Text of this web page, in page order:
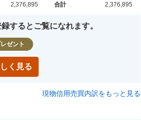
合計
定 合計
2,376,895
売約定 合計
2,376,895
するとご覧になれます。
ゼント
く見る
現物信用売買内訳をもっと見る